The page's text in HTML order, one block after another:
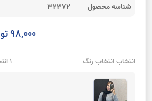
شناسه محصول 32372
98,000 تومان
انتخاب انتخاب رنگ 1 انتخاب رنگ موجود است